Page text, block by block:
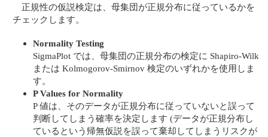
正規性の仮説検定は、母集団が正規分布に従っているかを
チェックします。
Normality Testing
SigmaPlot では、母集団の正規分布の検定に Shapiro-Wilk
または Kolmogorov-Smirnov 検定のいずれかを使用しま
す。
P Values for Normality
P 値は、そのデータが正規分布に従っていないと誤って
判断してしまう確率を決定します (データが正規分布し
ているという帰無仮説を誤って棄却してしまうリスクが